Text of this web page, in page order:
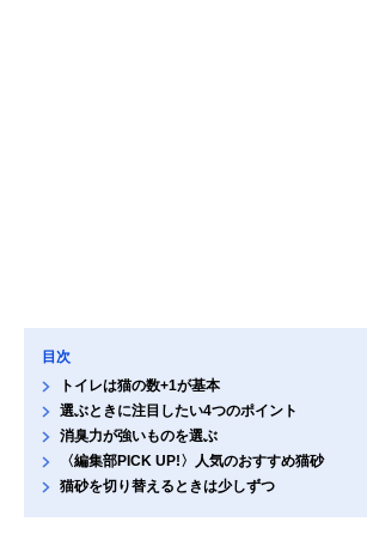
目次
トイレは猫の数+1が基本
選ぶときに注目したい4つのポイント
消臭力が強いものを選ぶ
〈編集部PICK UP!〉人気のおすすめ猫砂
猫砂を切り替えるときは少しずつ